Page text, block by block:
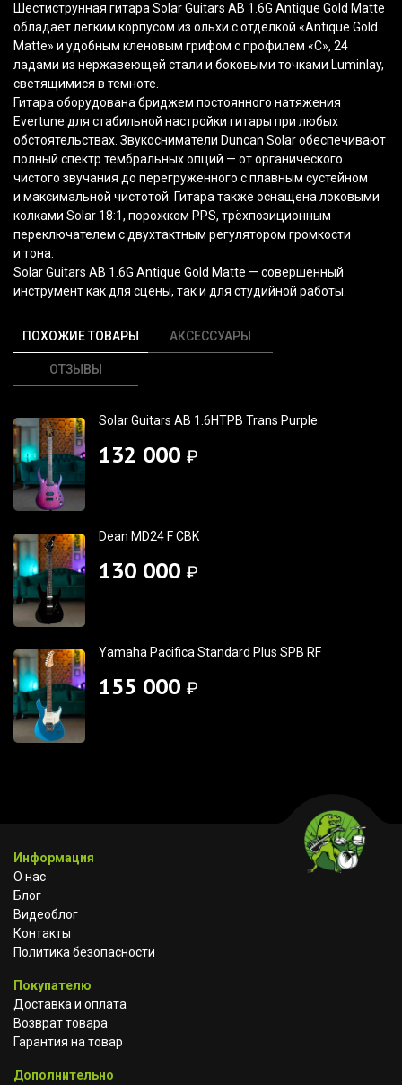
Шестиструнная гитара Solar Guitars AB 1.6G Antique Gold Matte
обладает лёгким корпусом из ольхи с отделкой «Antique Gold
Matte» и удобным кленовым грифом с профилем «С», 24
ладами из нержавеющей стали и боковыми точками Luminlay,
светящимися в темноте.
Гитара оборудована бриджем постоянного натяжения
Evertune для стабильной настройки гитары при любых
обстоятельствах. Звукосниматели Duncan Solar обеспечивают
полный спектр тембральных опций — от органического
чистого звучания до перегруженного с плавным сустейном
и максимальной чистотой. Гитара также оснащена локовыми
колками Solar 18:1, порожком PPS, трёхпозиционным
переключателем с двухтактным регулятором громкости
и тона.
Solar Guitars AB 1.6G Antique Gold Matte — совершенный
инструмент как для сцены, так и для студийной работы.
ПОХОЖИЕ ТОВАРЫ АКСЕССУАРЫ
ОТЗЫВЫ
Solar Guitars AB 1.6HTPB Trans Purple
132 000 ₽
Dean MD24 F CBK
130 000 ₽
Yamaha Pacifica Standard Plus SPB RF
155 000 ₽
Информация
О нас
Блог
Видеоблог
Контакты
Политика безопасности
Покупателю
Доставка и оплата
Возврат товара
Гарантия на товар
Дополнительно